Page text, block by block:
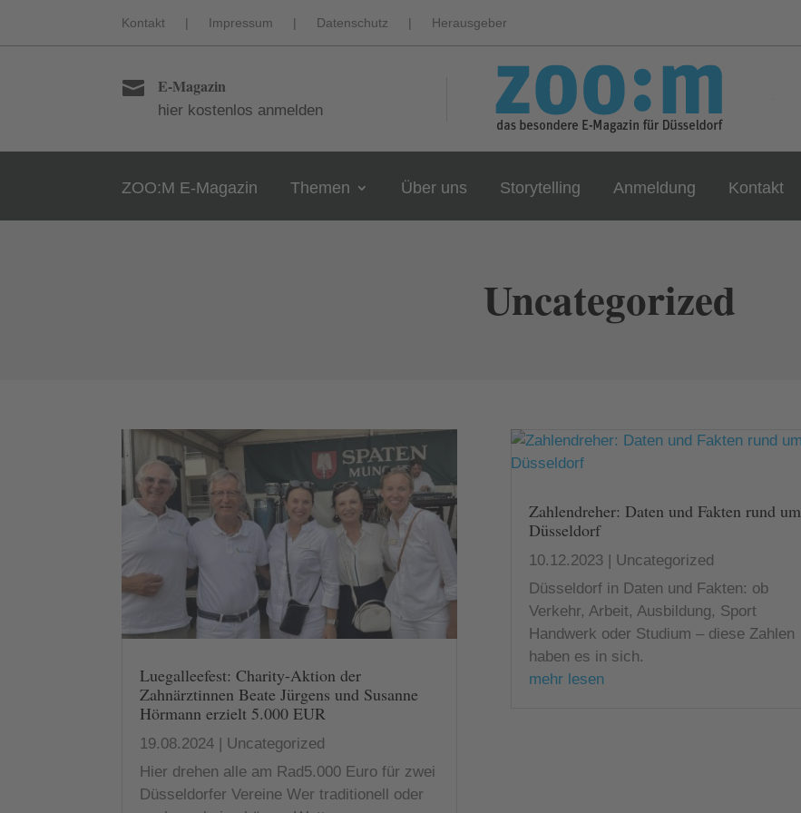
Kontakt | Impressum | Datenschutz | Herausgeber
 E-Magazin
hier kostenlos anmelden
ZOO:M E-Magazin Themen Über uns Storytelling Anmeldung Kontakt
Uncategorized
Luegalleefest: Charity-Aktion der
Zahnärztinnen Beate Jürgens und Susanne
Hörmann erzielt 5.000 EUR
19.08.2024 | Uncategorized
Hier drehen alle am Rad5.000 Euro für zwei
Düsseldorfer Vereine Wer traditionell oder
Zahlendreher: Daten und Fakten rund um
Düsseldorf
10.12.2023 | Uncategorized
Düsseldorf in Daten und Fakten: ob
Verkehr, Arbeit, Ausbildung, Sport
Handwerk oder Studium – diese Zahlen
haben es in sich.
mehr lesen